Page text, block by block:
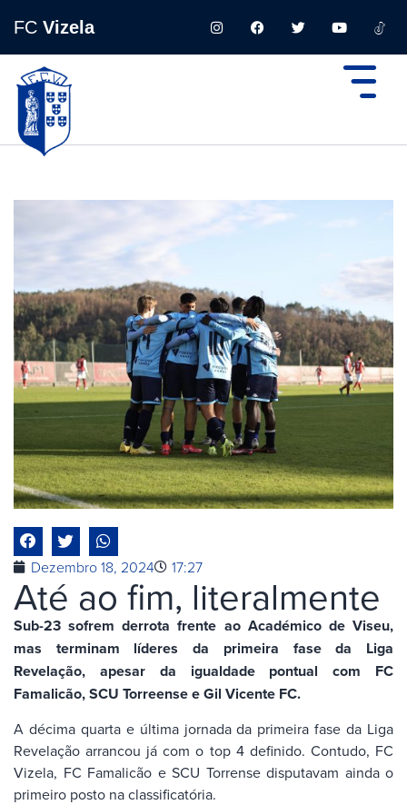
FC Vizela
Dezembro 18, 2024 17:27
Até ao fim, literalmente
Sub-23 sofrem derrota frente ao Académico de Viseu,
mas terminam líderes da primeira fase da Liga
Revelação, apesar da igualdade pontual com FC
Famalicão, SCU Torreense e Gil Vicente FC.
A décima quarta e última jornada da primeira fase da Liga
Revelação arrancou já com o top 4 definido. Contudo, FC
Vizela, FC Famalicão e SCU Torrense disputavam ainda o
primeiro posto na classificatória.